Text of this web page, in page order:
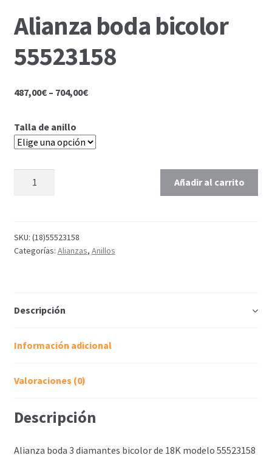
Alianza boda bicolor
55523158
487,00€– 704,00€
Talla de anillo
Añadir al carrito
SKU: (18)55523158
Categorías: Alianzas, Anillos
Descripción
Información adicional
Valoraciones (0)
Descripción
Alianza boda 3 diamantes bicolor de 18K modelo 55523158